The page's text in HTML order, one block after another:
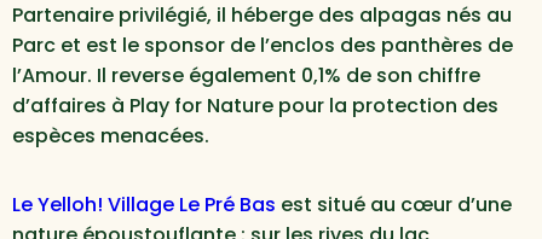
Partenaire privilégié, il héberge des alpagas nés au
Parc et est le sponsor de l’enclos des panthères de
l’Amour. Il reverse également 0,1% de son chiffre
d’affaires à Play for Nature pour la protection des
espèces menacées.
Le Yelloh! Village Le Pré Bas est situé au cœur d’une